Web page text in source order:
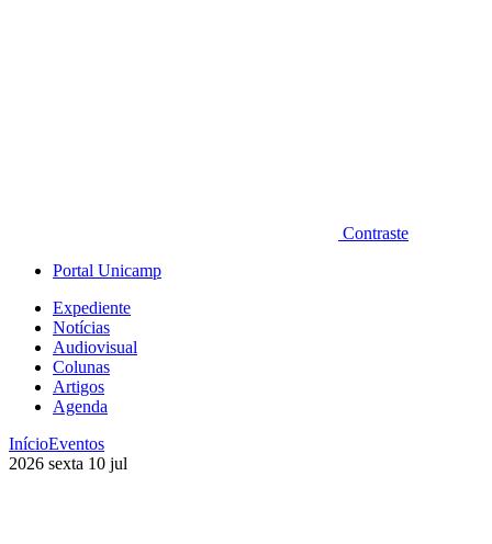
Contraste
Portal Unicamp
Expediente
Notícias
Audiovisual
Colunas
Artigos
Agenda
InícioEventos
2026 sexta 10 jul